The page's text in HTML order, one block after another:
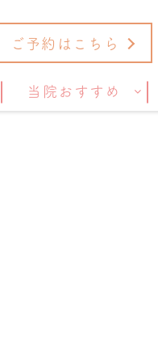
ご予約はこちら
当院おすすめ